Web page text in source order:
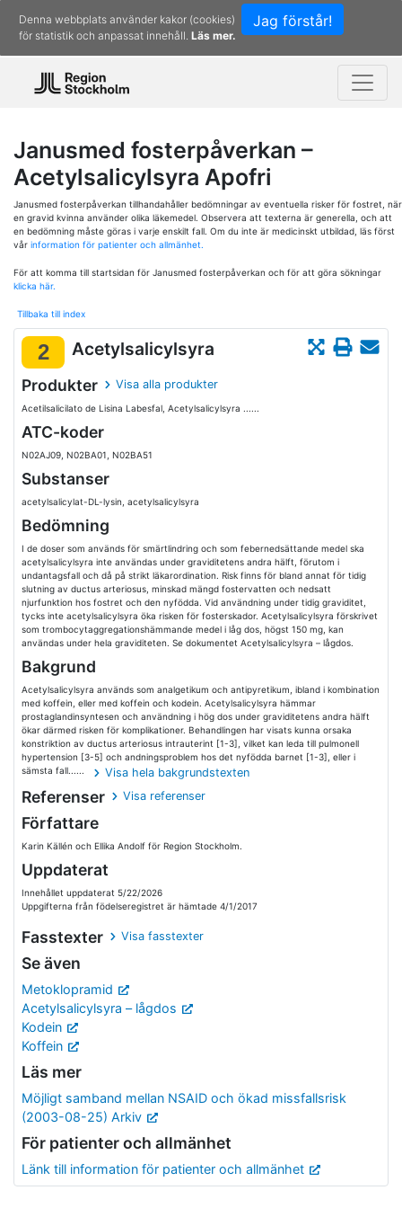
Jag förstår!
Denna webbplats använder kakor (cookies)
för statistik och anpassat innehåll. Läs mer.
Janusmed fosterpåverkan –
Acetylsalicylsyra Apofri
Janusmed fosterpåverkan tillhandahåller bedömningar av eventuella risker för fostret, när
en gravid kvinna använder olika läkemedel. Observera att texterna är generella, och att
en bedömning måste göras i varje enskilt fall. Om du inte är medicinskt utbildad, läs först
vår information för patienter och allmänhet.
För att komma till startsidan för Janusmed fosterpåverkan och för att göra sökningar
klicka här.
Tillbaka till index
2 Acetylsalicylsyra
Produkter Visa alla produkter
Acetilsalicilato de Lisina Labesfal, Acetylsalicylsyra ......
ATC-koder
N02AJ09, N02BA01, N02BA51
Substanser
acetylsalicylat-DL-lysin, acetylsalicylsyra
Bedömning
I de doser som används för smärtlindring och som febernedsättande medel ska
acetylsalicylsyra inte användas under graviditetens andra hälft, förutom i
undantagsfall och då på strikt läkarordination. Risk finns för bland annat för tidig
slutning av ductus arteriosus, minskad mängd fostervatten och nedsatt
njurfunktion hos fostret och den nyfödda. Vid användning under tidig graviditet,
tycks inte acetylsalicylsyra öka risken för fosterskador. Acetylsalicylsyra förskrivet
som trombocytaggregationshämmande medel i låg dos, högst 150 mg, kan
användas under hela graviditeten. Se dokumentet Acetylsalicylsyra – lågdos.
Bakgrund
Acetylsalicylsyra används som analgetikum och antipyretikum, ibland i kombination
med koffein, eller med koffein och kodein. Acetylsalicylsyra hämmar
prostaglandinsyntesen och användning i hög dos under graviditetens andra hälft
ökar därmed risken för komplikationer. Behandlingen har visats kunna orsaka
konstriktion av ductus arteriosus intrauterint [1-3], vilket kan leda till pulmonell
hypertension [3-5] och andningsproblem hos det nyfödda barnet [1-3], eller i
sämsta fall......
Visa hela bakgrundstexten
Referenser Visa referenser
Författare
Karin Källén och Ellika Andolf för Region Stockholm.
Uppdaterat
Innehållet uppdaterat 5/22/2026
Uppgifterna från födelseregistret är hämtade 4/1/2017
Fasstexter Visa fasstexter
Se även
Metoklopramid
Acetylsalicylsyra – lågdos
Kodein
Koffein
Läs mer
Möjligt samband mellan NSAID och ökad missfallsrisk
(2003-08-25) Arkiv
För patienter och allmänhet
Länk till information för patienter och allmänhet